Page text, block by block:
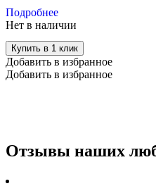
Подробнее
Нет в наличии
Купить в 1 клик
Добавить в избранное
Добавить в избранное
Отзывы наших